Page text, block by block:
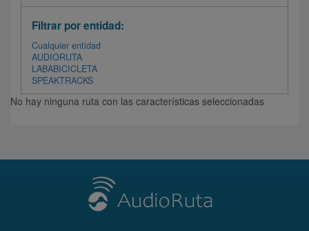
Filtrar por entidad:
Cualquier entidad
AUDIORUTA
LABABICICLETA
SPEAKTRACKS
No hay ninguna ruta con las características seleccionadas